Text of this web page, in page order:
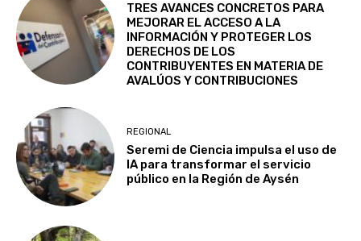
TRES AVANCES CONCRETOS PARA
MEJORAR EL ACCESO A LA
INFORMACIÓN Y PROTEGER LOS
DERECHOS DE LOS
CONTRIBUYENTES EN MATERIA DE
AVALÚOS Y CONTRIBUCIONES
REGIONAL
Seremi de Ciencia impulsa el uso de
IA para transformar el servicio
público en la Región de Aysén